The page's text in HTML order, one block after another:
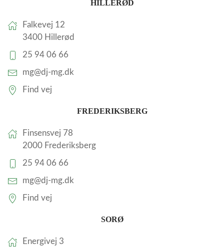
HILLERØD
Falkevej 12
3400 Hillerød
25 94 06 66
mg@dj-mg.dk
Find vej
FREDERIKSBERG
Finsensvej 78
2000 Frederiksberg
25 94 06 66
mg@dj-mg.dk
Find vej
SORØ
Energivej 3